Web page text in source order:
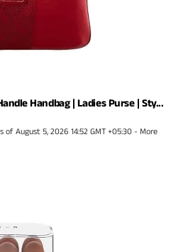
Handbag | Ladies Purse | Sty...
of August 5, 2026 14:52 GMT +05:30 -More